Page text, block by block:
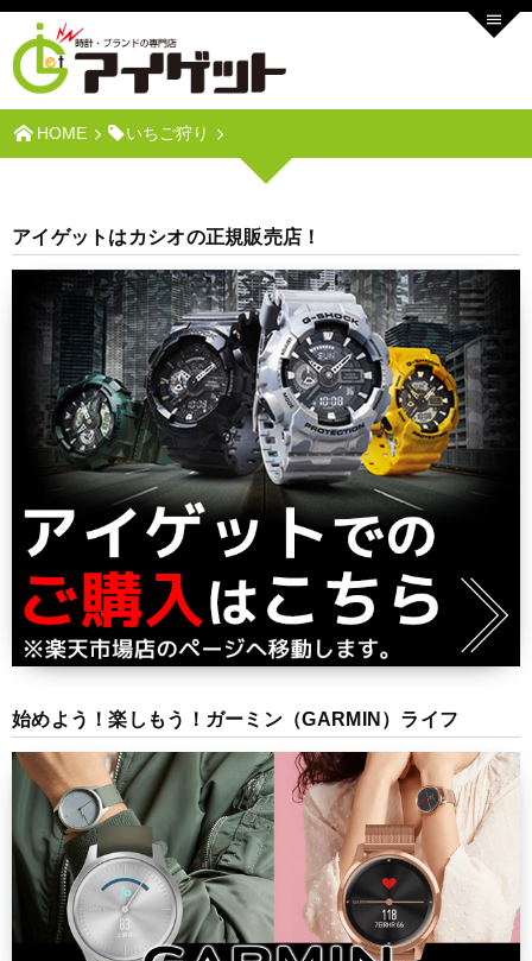
HOME いちご狩り
アイゲットはカシオの正規販売店！
始めよう！楽しもう！ガーミン（GARMIN）ライフ